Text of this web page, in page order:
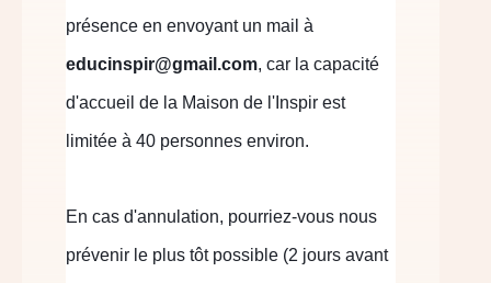
présence en envoyant un mail à
educinspir@gmail.com, car la capacité
d'accueil de la Maison de l'Inspir est
limitée à 40 personnes environ.
En cas d'annulation, pourriez-vous nous
prévenir le plus tôt possible (2 jours avant